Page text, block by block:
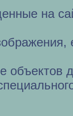
на
объектов